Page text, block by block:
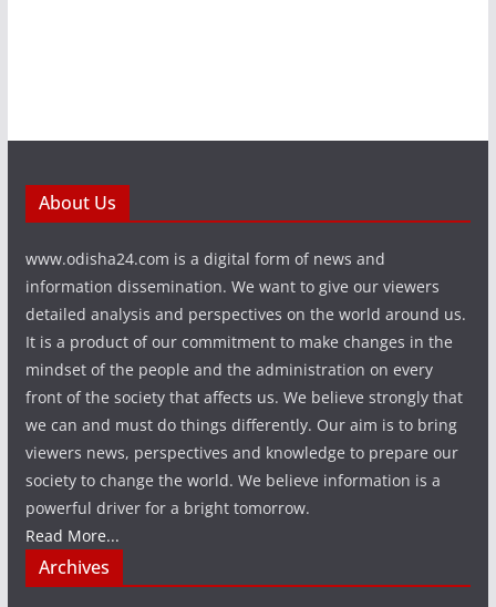
About Us
www.odisha24.com is a digital form of news and
information dissemination. We want to give our viewers
detailed analysis and perspectives on the world around us.
It is a product of our commitment to make changes in the
mindset of the people and the administration on every
front of the society that affects us. We believe strongly that
we can and must do things differently. Our aim is to bring
viewers news, perspectives and knowledge to prepare our
society to change the world. We believe information is a
powerful driver for a bright tomorrow.
Read More...
Archives